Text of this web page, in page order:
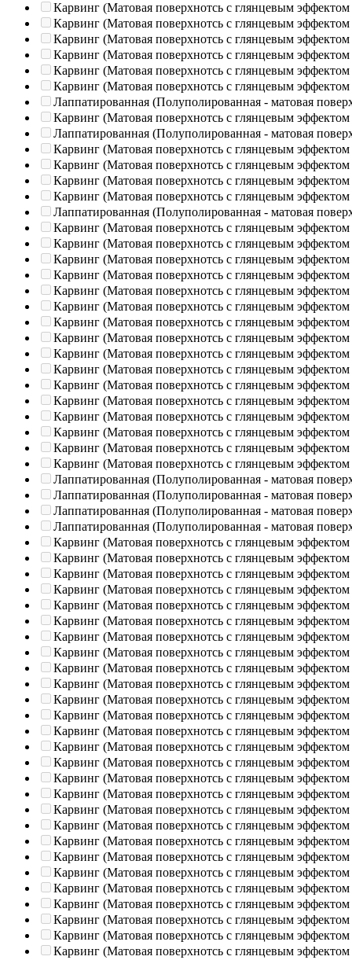
Карвинг (Матовая поверхнотсь с глянцевым эффектом
Карвинг (Матовая поверхнотсь с глянцевым эффектом
Карвинг (Матовая поверхнотсь с глянцевым эффектом
Карвинг (Матовая поверхнотсь с глянцевым эффектом
Карвинг (Матовая поверхнотсь с глянцевым эффектом
Карвинг (Матовая поверхнотсь с глянцевым эффектом
Лаппатированная (Полуполированная - матовая
Карвинг (Матовая поверхнотсь с глянцевым эффектом
Лаппатированная (Полуполированная - матовая
Карвинг (Матовая поверхнотсь с глянцевым эффектом
Карвинг (Матовая поверхнотсь с глянцевым эффектом
Карвинг (Матовая поверхнотсь с глянцевым эффектом
Карвинг (Матовая поверхнотсь с глянцевым эффектом
Лаппатированная (Полуполированная - матовая
Карвинг (Матовая поверхнотсь с глянцевым эффектом
Карвинг (Матовая поверхнотсь с глянцевым эффектом
Карвинг (Матовая поверхнотсь с глянцевым эффектом
Карвинг (Матовая поверхнотсь с глянцевым эффектом
Карвинг (Матовая поверхнотсь с глянцевым эффектом
Карвинг (Матовая поверхнотсь с глянцевым эффектом
Карвинг (Матовая поверхнотсь с глянцевым эффектом
Карвинг (Матовая поверхнотсь с глянцевым эффектом
Карвинг (Матовая поверхнотсь с глянцевым эффектом
Карвинг (Матовая поверхнотсь с глянцевым эффектом
Карвинг (Матовая поверхнотсь с глянцевым эффектом
Карвинг (Матовая поверхнотсь с глянцевым эффектом
Карвинг (Матовая поверхнотсь с глянцевым эффектом
Карвинг (Матовая поверхнотсь с глянцевым эффектом
Карвинг (Матовая поверхнотсь с глянцевым эффектом
Карвинг (Матовая поверхнотсь с глянцевым эффектом
Лаппатированная (Полуполированная - матовая
Лаппатированная (Полуполированная - матовая
Лаппатированная (Полуполированная - матовая
Лаппатированная (Полуполированная - матовая
Карвинг (Матовая поверхнотсь с глянцевым эффектом
Карвинг (Матовая поверхнотсь с глянцевым эффектом
Карвинг (Матовая поверхнотсь с глянцевым эффектом
Карвинг (Матовая поверхнотсь с глянцевым эффектом
Карвинг (Матовая поверхнотсь с глянцевым эффектом
Карвинг (Матовая поверхнотсь с глянцевым эффектом
Карвинг (Матовая поверхнотсь с глянцевым эффектом
Карвинг (Матовая поверхнотсь с глянцевым эффектом
Карвинг (Матовая поверхнотсь с глянцевым эффектом
Карвинг (Матовая поверхнотсь с глянцевым эффектом
Карвинг (Матовая поверхнотсь с глянцевым эффектом
Карвинг (Матовая поверхнотсь с глянцевым эффектом
Карвинг (Матовая поверхнотсь с глянцевым эффектом
Карвинг (Матовая поверхнотсь с глянцевым эффектом
Карвинг (Матовая поверхнотсь с глянцевым эффектом
Карвинг (Матовая поверхнотсь с глянцевым эффектом
Карвинг (Матовая поверхнотсь с глянцевым эффектом
Карвинг (Матовая поверхнотсь с глянцевым эффектом
Карвинг (Матовая поверхнотсь с глянцевым эффектом
Карвинг (Матовая поверхнотсь с глянцевым эффектом
Карвинг (Матовая поверхнотсь с глянцевым эффектом
Карвинг (Матовая поверхнотсь с глянцевым эффектом
Карвинг (Матовая поверхнотсь с глянцевым эффектом
Карвинг (Матовая поверхнотсь с глянцевым эффектом
Карвинг (Матовая поверхнотсь с глянцевым эффектом
Карвинг (Матовая поверхнотсь с глянцевым эффектом
Карвинг (Матовая поверхнотсь с глянцевым эффектом